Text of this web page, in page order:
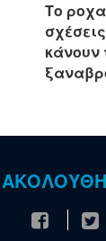
Το
κάνουν